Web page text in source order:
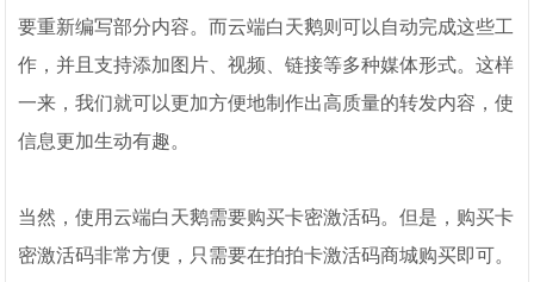
要重新编写部分内容。而云端白天鹅则可以自动完成这些工
作，并且支持添加图片、视频、链接等多种媒体形式。这样
一来，我们就可以更加方便地制作出高质量的转发内容，使
信息更加生动有趣。
当然，使用云端白天鹅需要购买卡密激活码。但是，购买卡
密激活码非常方便，只需要在拍拍卡激活码商城购买即可。